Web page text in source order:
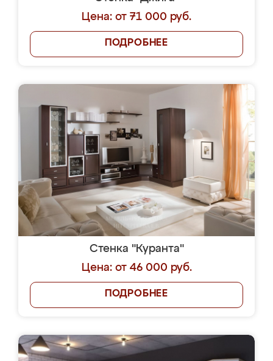
Цена: от 71 000 руб.
ПОДРОБНЕЕ
Стенка "Куранта"
Цена: от 46 000 руб.
ПОДРОБНЕЕ